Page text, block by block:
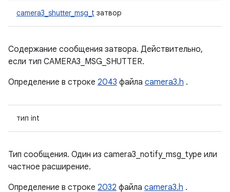
camera3_shutter_msg_t затвор
Содержание сообщения затвора. Действительно,
если тип CAMERA3_MSG_SHUTTER.
Определение в строке 2043 файла camera3.h .
тип int
Тип сообщения. Один из camera3_notify_msg_type или
частное расширение.
Определение в строке 2032 файла camera3.h .